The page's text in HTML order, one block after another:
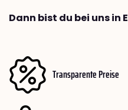
Dann bist du bei uns in
Transparente Preise